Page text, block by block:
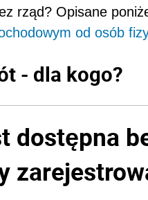
rząd? Opisane
od osób
- dla kogo?
dostępna